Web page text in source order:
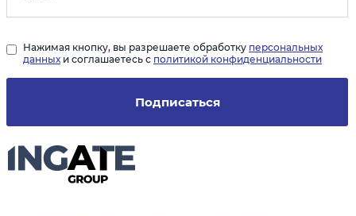
Подписаться
Нажимая кнопку, вы разрешаете обработку персональных
данных и соглашаетесь с политикой конфиденциальности